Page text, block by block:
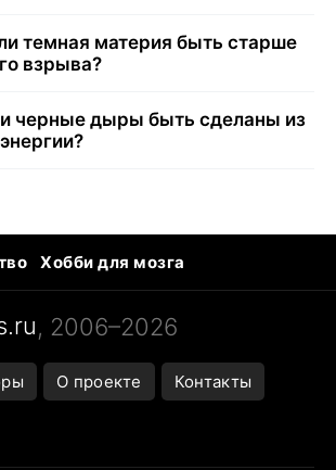
темная материя быть старше
взрыва?
черные дыры быть сделаны из
Хобби для мозга
Тунцы в океанариуме
, 2006–2026
О проекте Контакты